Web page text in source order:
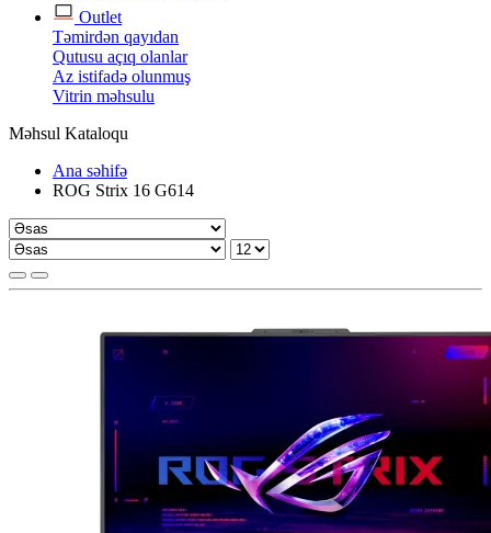
Outlet
Təmirdən qayıdan
Qutusu açıq olanlar
Az istifadə olunmuş
Vitrin məhsulu
Məhsul Kataloqu
Ana səhifə
ROG Strix 16 G614